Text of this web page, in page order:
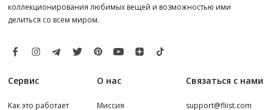
коллекционирования любимых вещей и возможностью ими
делиться со всем миром.
Сервис
Как это работает
О нас
Миссия
Связаться с нами
support@fliist.com